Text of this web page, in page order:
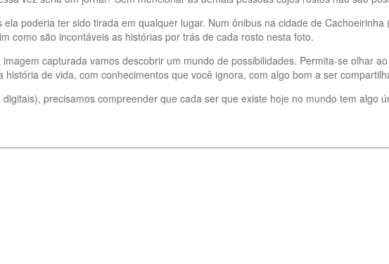
poderia ter sido tirada em qualquer lugar. Num ônibus na cidade de
como são incontáveis as histórias por trás de cada rosto nesta foto.
capturada vamos descobrir um mundo de possibilidades. Permita-se olhar
de vida, com conhecimentos que você ignora, com algo bom a ser
precisamos compreender que cada ser que existe hoje no mundo tem algo